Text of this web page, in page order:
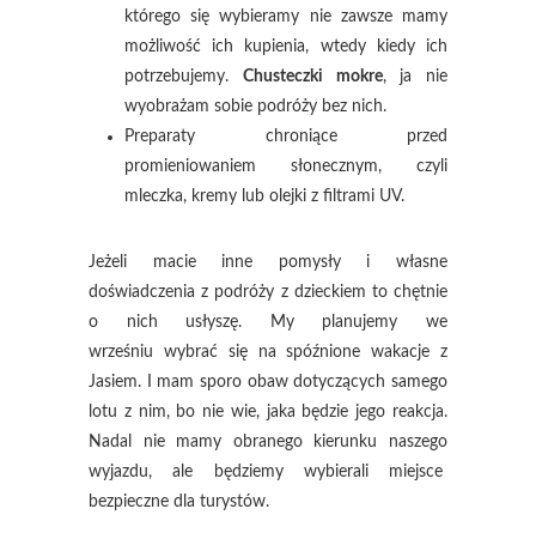
którego się wybieramy nie zawsze mamy
możliwość ich kupienia, wtedy kiedy ich
potrzebujemy. Chusteczki mokre, ja nie
wyobrażam sobie podróży bez nich.
Preparaty chroniące przed
promieniowaniem słonecznym, czyli
mleczka, kremy lub olejki z filtrami UV.
Jeżeli macie inne pomysły i własne
doświadczenia z podróży z dzieckiem to chętnie
o nich usłyszę. My planujemy we
wrześniu wybrać się na spóźnione wakacje z
Jasiem. I mam sporo obaw dotyczących samego
lotu z nim, bo nie wie, jaka będzie jego reakcja.
Nadal nie mamy obranego kierunku naszego
wyjazdu, ale będziemy wybierali miejsce
bezpieczne dla turystów.